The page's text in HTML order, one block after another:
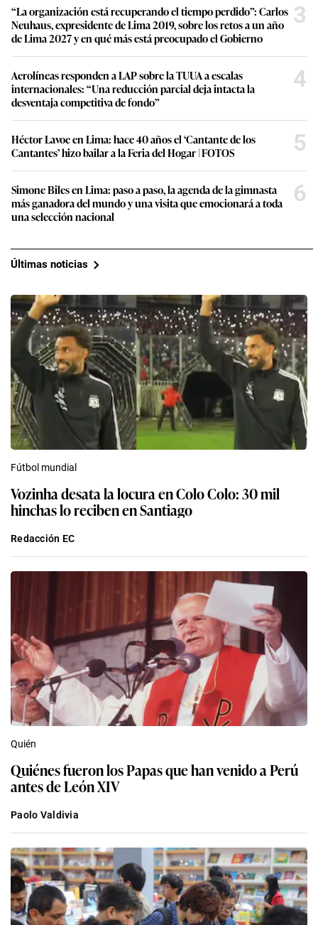
“La organización está recuperando el tiempo perdido”: Carlos
Neuhaus, expresidente de Lima 2019, sobre los retos a un año
de Lima 2027 y en qué más está preocupado el Gobierno
3
Aerolíneas responden a LAP sobre la TUUA a escalas
internacionales: “Una reducción parcial deja intacta la
desventaja competitiva de fondo”
4
Héctor Lavoe en Lima: hace 40 años el ‘Cantante de los
Cantantes’ hizo bailar a la Feria del Hogar | FOTOS
5
Simone Biles en Lima: paso a paso, la agenda de la gimnasta
más ganadora del mundo y una visita que emocionará a toda
una selección nacional
6
Últimas noticias
Fútbol mundial
Vozinha desata la locura en Colo Colo: 30 mil
hinchas lo reciben en Santiago
Redacción EC
Quién
Quiénes fueron los Papas que han venido a Perú
antes de León XIV
Paolo Valdivia